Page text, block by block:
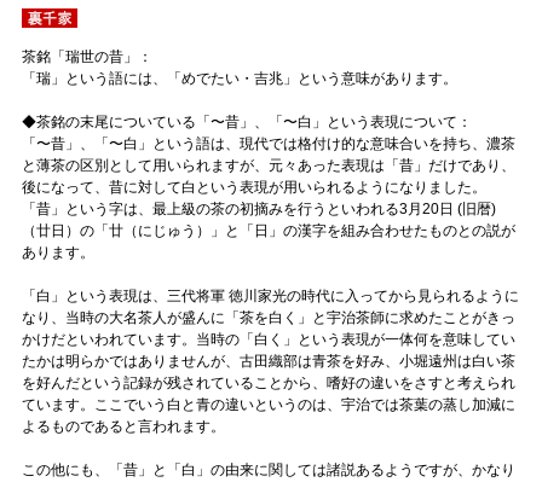
茶銘「瑞世の昔」：
「瑞」という語には、「めでたい・吉兆」という意味があります。
◆茶銘の末尾についている「〜昔」、「〜白」という表現について：
「〜昔」、「〜白」という語は、現代では格付け的な意味合いを持ち、濃茶
と薄茶の区別として用いられますが、元々あった表現は「昔」だけであり、
後になって、昔に対して白という表現が用いられるようになりました。
「昔」という字は、最上級の茶の初摘みを行うといわれる3月20日 (旧暦)
（廿日）の「廿（にじゅう）」と「日」の漢字を組み合わせたものとの説が
あります。
「白」という表現は、三代将軍 徳川家光の時代に入ってから見られるように
なり、当時の大名茶人が盛んに「茶を白く」と宇治茶師に求めたことがきっ
かけだといわれています。当時の「白く」という表現が一体何を意味してい
たかは明らかではありませんが、古田織部は青茶を好み、小堀遠州は白い茶
を好んだという記録が残されていることから、嗜好の違いをさすと考えられ
ています。ここでいう白と青の違いというのは、宇治では茶葉の蒸し加減に
よるものであると言われます。
この他にも、「昔」と「白」の由来に関しては諸説あるようですが、かなり